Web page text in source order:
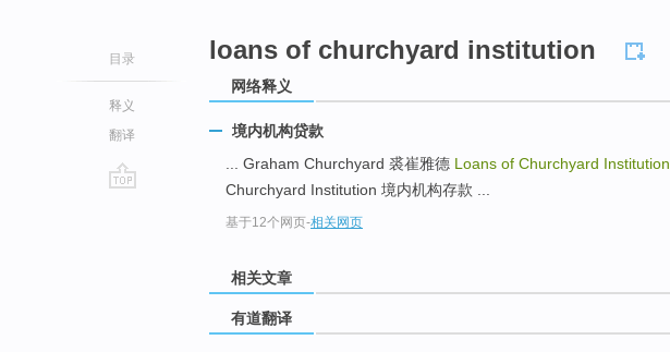
目录
释义
翻译
loans of churchyard institution
网络释义
境内机构贷款
... Graham Churchyard 裘崔雅德 Loans of Churchyard Institution
Churchyard Institution 境内机构存款 ...
基于12个网页-相关网页
相关文章
有道翻译